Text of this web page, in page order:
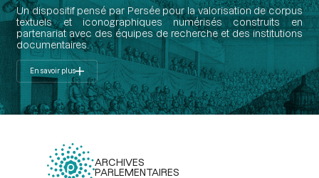
Un dispositif pensé par Persée pour la valorisation de corpus
textuels et iconographiques numérisés construits en
partenariat avec des équipes de recherche et des institutions
documentaires.
En savoir plus
ARCHIVES
PARLEMENTAIRES